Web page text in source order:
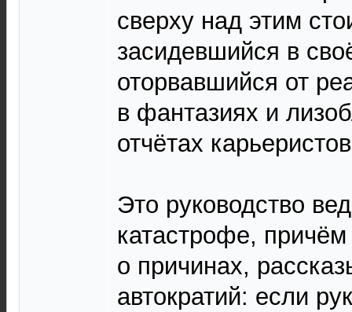
сверху над этим
засидевшийся в
оторвавшийся от
в фантазиях и
отчётах
Это руководство
катастрофе,
о причинах,
автократий: если